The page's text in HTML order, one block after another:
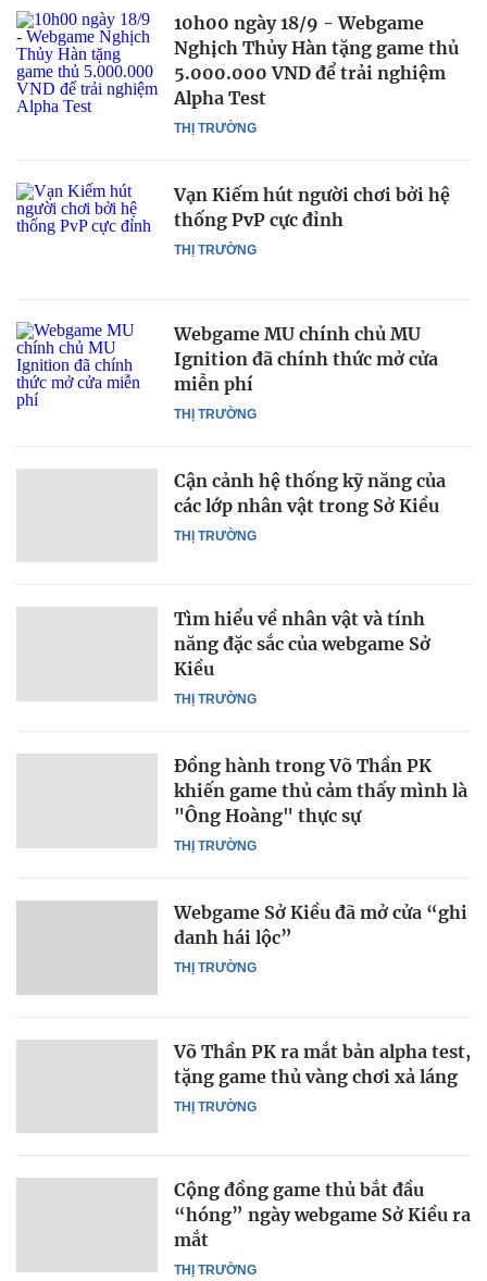
THỊ TRƯỜNG
10h00 ngày 18/9 - Webgame
Nghịch Thủy Hàn tặng game thủ
5.000.000 VND để trải nghiệm
Alpha Test
THỊ TRƯỜNG
Vạn Kiếm hút người chơi bởi hệ
thống PvP cực đỉnh
THỊ TRƯỜNG
Webgame MU chính chủ MU
Ignition đã chính thức mở cửa
miễn phí
THỊ TRƯỜNG
Cận cảnh hệ thống kỹ năng của
các lớp nhân vật trong Sở Kiều
THỊ TRƯỜNG
Tìm hiểu về nhân vật và tính
năng đặc sắc của webgame Sở
Kiều
THỊ TRƯỜNG
Đồng hành trong Võ Thần PK
khiến game thủ cảm thấy mình là
"Ông Hoàng" thực sự
THỊ TRƯỜNG
Webgame Sở Kiều đã mở cửa “ghi
danh hái lộc”
THỊ TRƯỜNG
Võ Thần PK ra mắt bản alpha test,
tặng game thủ vàng chơi xả láng
THỊ TRƯỜNG
Cộng đồng game thủ bắt đầu
“hóng” ngày webgame Sở Kiều ra
mắt